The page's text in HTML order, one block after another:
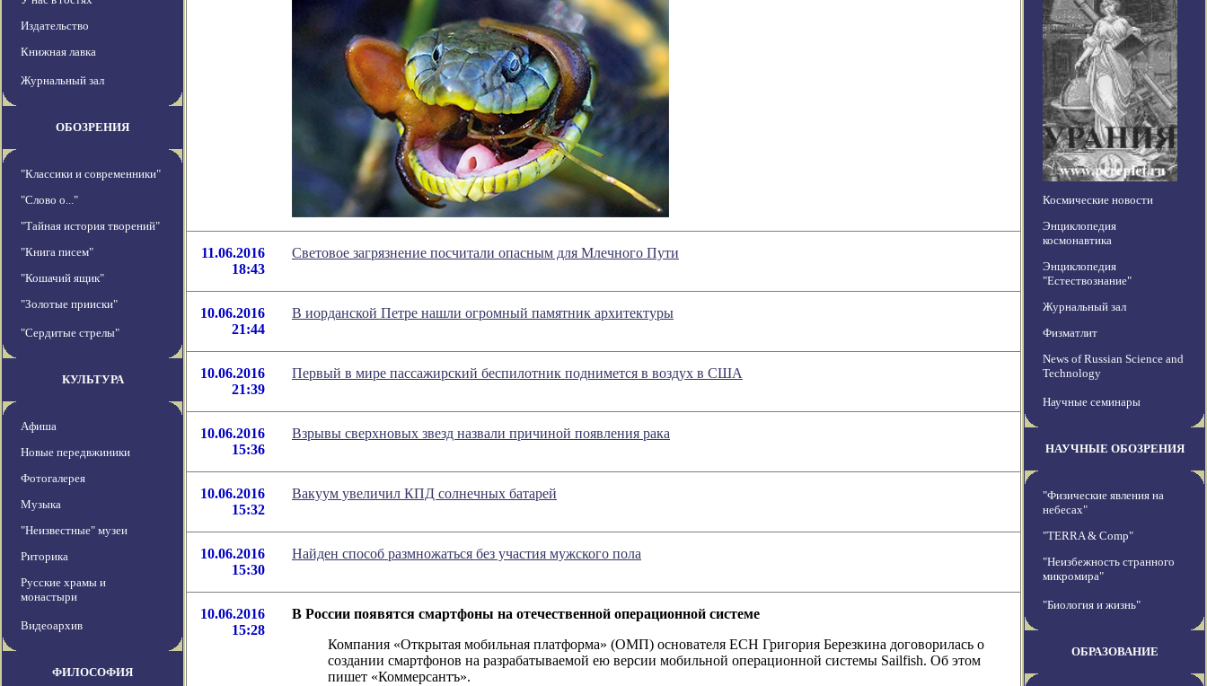
Издательство
Книжная лавка
Журнальный зал
ОБОЗРЕНИЯ
"Классики и современники"
"Слово о..."
"Тайная история творений"
"Книга писем"
"Кошачий ящик"
"Золотые прииски"
"Сердитые стрелы"
КУЛЬТУРА
Афиша
Новые передвжиники
Фотогалерея
Музыка
"Неизвестные" музеи
Риторика
Русские храмы и
монастыри
Видеоархив
ФИЛОСОФИЯ
11.06.2016
18:43
Световое загрязнение посчитали опасным для Млечного Пути
10.06.2016
21:44
В иорданской Петре нашли огромный памятник архитектуры
10.06.2016
21:39
Первый в мире пассажирский беспилотник поднимется в воздух в США
10.06.2016
15:36
Взрывы сверхновых звезд назвали причиной появления рака
10.06.2016
15:32
Вакуум увеличил КПД солнечных батарей
10.06.2016
15:30
Найден способ размножаться без участия мужского пола
10.06.2016
15:28
В России появятся смартфоны на отечественной операционной системе
Компания «Открытая мобильная платформа» (ОМП) основателя ЕСН Григория Березкина договорилась о
создании смартфонов на разрабатываемой ею версии мобильной операционной системы Sailfish. Об этом
пишет «Коммерсантъ».
Космические новости
Энциклопедия
космонавтика
Энциклопедия
"Естествознание"
Журнальный зал
Физматлит
News of Russian Science and
Technology
Научные семинары
НАУЧНЫЕ ОБОЗРЕНИЯ
"Физические явления на
небесах"
"TERRA & Comp"
"Неизбежность странного
микромира"
"Биология и жизнь"
ОБРАЗОВАНИЕ